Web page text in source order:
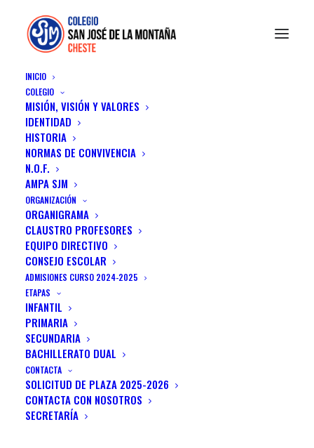
INICIO
COLEGIO
MISIÓN, VISIÓN Y VALORES
IDENTIDAD
HISTORIA
NORMAS DE CONVIVENCIA
N.O.F.
AMPA SJM
ORGANIZACIÓN
ORGANIGRAMA
CLAUSTRO PROFESORES
EQUIPO DIRECTIVO
CONSEJO ESCOLAR
ADMISIONES CURSO 2024-2025
ETAPAS
INFANTIL
PRIMARIA
SECUNDARIA
BACHILLERATO DUAL
CONTACTA
SOLICITUD DE PLAZA 2025-2026
CONTACTA CON NOSOTROS
SECRETARÍA
Proyecto nuestro
cuerpo CCNN 1/2
IN PROYECTOS
¿CONOCEMOS NUESTRO
CUERPO Y SABEMOS
REACCIONAR ANTE EL
PELIGRO?
Este proyecto tiene como objetivo que los alumnos
conozcan su cuerpo y aprendan a respetarlo y